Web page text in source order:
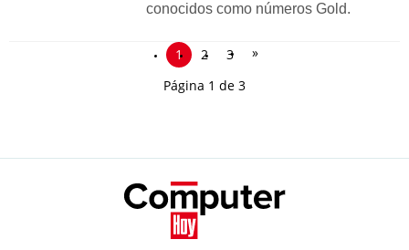
conocidos como números Gold.
1 2 3
»
Página 1 de 3